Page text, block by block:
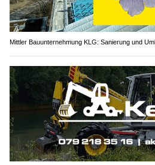
Mittler Bauunternehmung KLG: Sanierung und